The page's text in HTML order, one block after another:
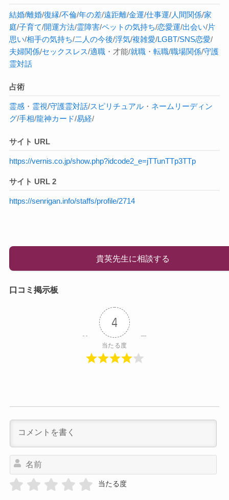
結婚/離婚/復縁/不倫/年の差/遠距離/金運/仕事運/人間関係/家
庭/子育て/開運方法/霊障害/ペットの気持ち/恋愛運/出会い/片
思い/相手の気持ち/二人の今後/浮気/複雑愛/LGBT/SNS恋愛/
夫婦関係/セックスレス/適職・才能/就職・ 転職/職場関係/守護
霊対話
占術
霊感・ 霊視/守護霊対話/スピリチュアル・ ネームリーディン
グ/手相/龍神カード/易経/
サイト URL
https://vernis.co.jp/show.php?idcode2_e=jTTunTTp3TTp
サイト URL 2
https://senrigan.info/staffs/profile/2714
貴英先生に相談する
口コミ掲示板
4
当たる度
当たる度